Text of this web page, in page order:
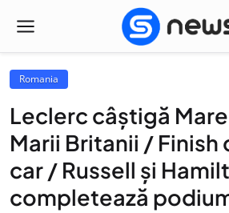
Romania
Leclerc câștigă
Marii Britanii / Finish
car / Russell și
completează